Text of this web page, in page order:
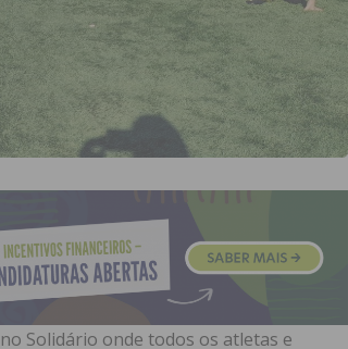
Solidário onde todos os atletas e